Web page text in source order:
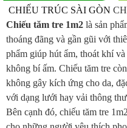
CHIẾU TRÚC SÀI GÒN
Chiếu tăm tre 1m2 là sản
thoáng đãng và gần gũi với
phẩm giúp hút ẩm, thoát khí
không bí ấm. Chiếu tăm tre
không gây kích ứng cho da,
với dạng lưới hay vải thông
Bên cạnh đó, chiếu tăm tre